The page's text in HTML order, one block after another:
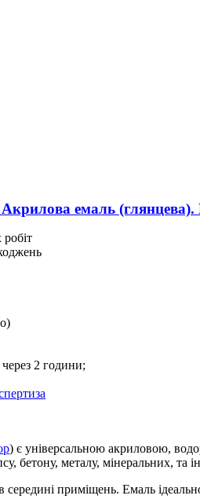
Акрилова емаль
робіт
2 години;
) є універсальною акриловою,
бетону, металу, мінеральних,
приміщень. Емаль